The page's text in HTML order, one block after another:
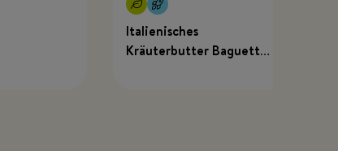
Italienisches
Kräuterbutter Baguette